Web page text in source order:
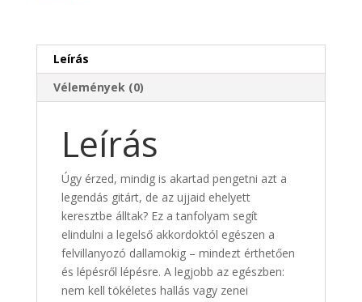
Leírás
Vélemények (0)
Leírás
Úgy érzed, mindig is akartad pengetni azt a
legendás gitárt, de az ujjaid ehelyett
keresztbe álltak? Ez a tanfolyam segít
elindulni a legelső akkordoktól egészen a
felvillanyozó dallamokig – mindezt érthetően
és lépésről lépésre. A legjobb az egészben:
nem kell tökéletes hallás vagy zenei